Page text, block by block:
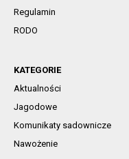
Regulamin
RODO
KATEGORIE
Aktualności
Jagodowe
Komunikaty sadownicze
Nawożenie